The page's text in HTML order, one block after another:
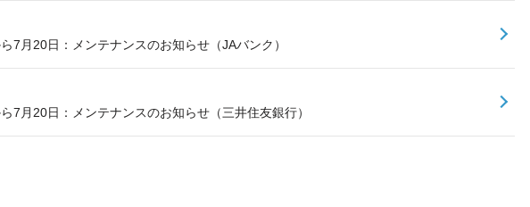
7月20日：メンテナンスのお知らせ（JAバンク）
7月20日：メンテナンスのお知らせ（三井住友銀行）